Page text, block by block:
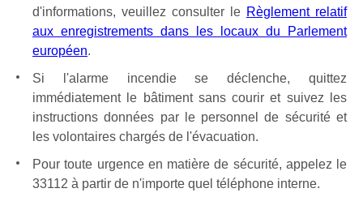
d'informations, veuillez consulter le Règlement relatif
aux enregistrements dans les locaux du Parlement
européen.
Si l'alarme incendie se déclenche, quittez
immédiatement le bâtiment sans courir et suivez les
instructions données par le personnel de sécurité et
les volontaires chargés de l'évacuation.
Pour toute urgence en matière de sécurité, appelez le
33112 à partir de n'importe quel téléphone interne.